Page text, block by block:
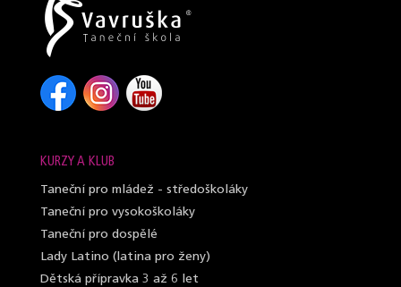
KURZY A KLUB
Taneční pro mládež - středoškoláky
Taneční pro vysokoškoláky
Taneční pro dospělé
Lady Latino (latina pro ženy)
Dětská přípravka 3 až 6 let